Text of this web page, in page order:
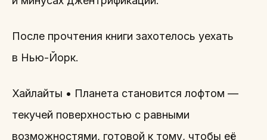
После прочтения книги захотелось уехать
в Нью-Йорк.
Хайлайты • Планета становится лофтом —
текучей поверхностью с равными
возможностями, готовой к тому, чтобы её